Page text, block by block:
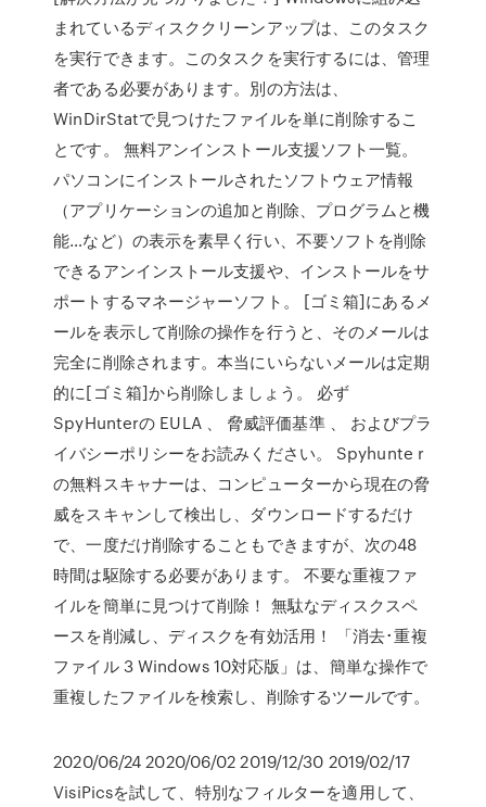
まれているディスククリーンアップは、このタスク
を実行できます。このタスクを実行するには、管理
者である必要があります。別の方法は、
WinDirStatで見つけたファイルを単に削除するこ
とです。 無料アンインストール支援ソフト一覧。
パソコンにインストールされたソフトウェア情報
（アプリケーションの追加と削除、プログラムと機
能…など）の表示を素早く行い、不要ソフトを削除
できるアンインストール支援や、インストールをサ
ポートするマネージャーソフト。 [ゴミ箱]にあるメ
ールを表示して削除の操作を行うと、そのメールは
完全に削除されます。本当にいらないメールは定期
的に[ゴミ箱]から削除しましょう。 必ず
SpyHunterの EULA 、 脅威評価基準 、 およびプラ
イバシーポリシーをお読みください。 Spyhunte r
の無料スキャナーは、コンピューターから現在の脅
威をスキャンして検出し、ダウンロードするだけ
で、一度だけ削除することもできますが、次の48
時間は駆除する必要があります。 不要な重複ファ
イルを簡単に見つけて削除！ 無駄なディスクスペ
ースを削減し、ディスクを有効活用！ 「消去･重複
ファイル 3 Windows 10対応版」は、簡単な操作で
重複したファイルを検索し、削除するツールです。
2020/06/24 2020/06/02 2019/12/30 2019/02/17
VisiPicsを試して、特別なフィルターを適用して、